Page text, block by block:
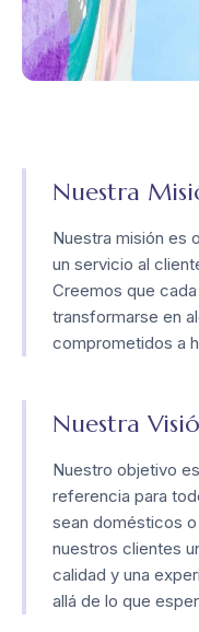
Nuestra
Nuestra misión es
un servicio al
Creemos que
transformarse en
comprometidos a
Nuestra
Nuestro objetivo
referencia para
sean domésticos
nuestros clientes
calidad y una
allá de lo que